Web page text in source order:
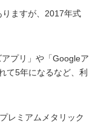
ますが、2017年式
プリ」や「Googleア
て5年になるなど、利
レミアムメタリック